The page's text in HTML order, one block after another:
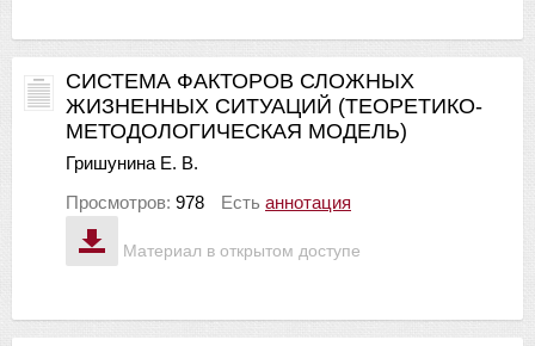
Материал в открытом доступе
СИСТЕМА ФАКТОРОВ СЛОЖНЫХ
ЖИЗНЕННЫХ СИТУАЦИЙ (ТЕОРЕТИКО-
МЕТОДОЛОГИЧЕСКАЯ МОДЕЛЬ)
Гришунина Е. В.
Просмотров: 978 Есть аннотация